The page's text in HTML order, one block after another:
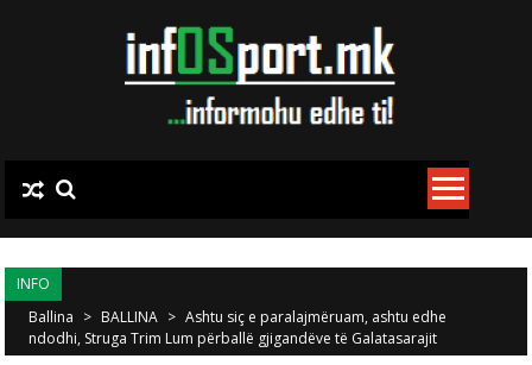
INFO
Ballina > BALLINA > Ashtu siç e paralajmëruam, ashtu edhe
ndodhi, Struga Trim Lum përballë gjigandëve të Galatasarajit